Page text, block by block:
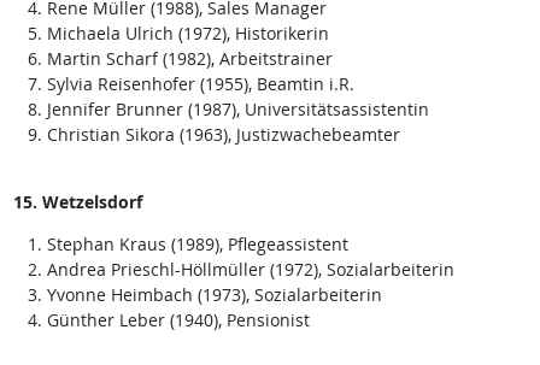
Rene Müller (1988), Sales Manager
Michaela Ulrich (1972), Historikerin
Martin Scharf (1982), Arbeitstrainer
Sylvia Reisenhofer (1955), Beamtin i.R.
Jennifer Brunner (1987), Universitätsassistentin
Christian Sikora (1963), Justizwachebeamter
15. Wetzelsdorf
Stephan Kraus (1989), Pflegeassistent
Andrea Prieschl-Höllmüller (1972), Sozialarbeiterin
Yvonne Heimbach (1973), Sozialarbeiterin
Günther Leber (1940), Pensionist